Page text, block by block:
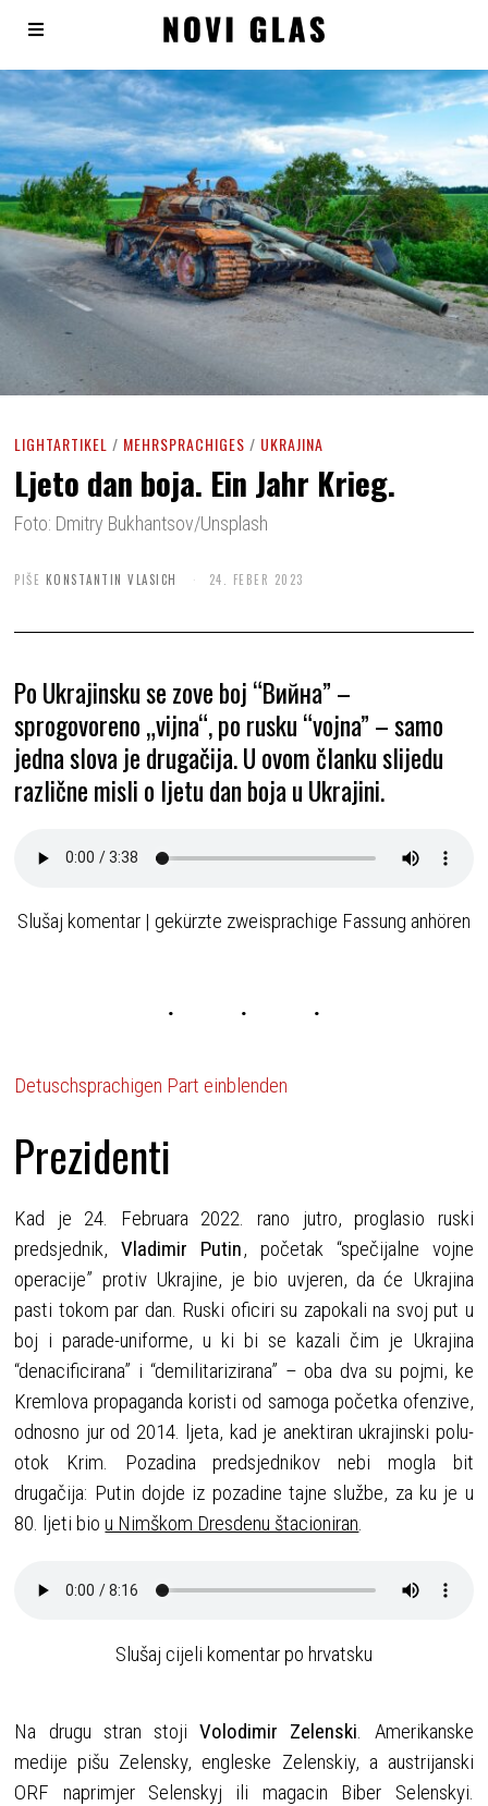
LIGHTARTIKEL / MEHRSPRACHIGES / UKRAJINA
Ljeto dan boja. Ein Jahr Krieg.
Foto: Dmitry Bukhantsov/Unsplash
PIŠE KONSTANTIN VLASICH 24. FEBER 2023
Po Ukrajinsku se zove boj “Вийна” –
sprogovoreno „vijna“, po rusku “vojna” – samo
jedna slova je drugačija. U ovom članku slijedu
različne misli o ljetu dan boja u Ukrajini.
Slušaj komentar | gekürzte zweisprachige Fassung anhören
Detuschsprachigen Part einblenden
Prezidenti
Kad je 24. Februara 2022. rano jutro, proglasio ruski
predsjednik,Vladimir Putin, početak “spečijalne vojne
operacije” protiv Ukrajine, je bio uvjeren, da će Ukrajina
pasti tokom par dan. Ruski oficiri su zapokali na svoj put u
boj i parade-uniforme, u ki bi se kazali čim je Ukrajina
“denacificirana” i “demilitarizirana” – oba dva su pojmi, ke
Kremlova propaganda koristi od samoga početka ofenzive,
odnosno jur od 2014. ljeta, kad je anektiran ukrajinski polu-
otok Krim. Pozadina predsjednikov nebi mogla bit
drugačija: Putin dojde iz pozadine tajne službe, za ku je u
80. ljeti biou Nimškom Dresdenu štacioniran.
Slušaj cijeli komentar po hrvatsku
Na drugu stran stojiVolodimir Zelenski. Amerikanske
medije pišu Zelensky, engleske Zelenskiy, a austrijanski
ORF naprimjer Selenskyj ili magacin Biber Selenskyi.